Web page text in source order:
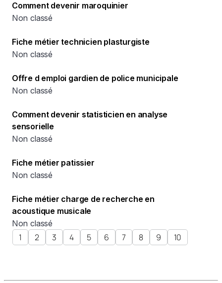
Comment devenir maroquinier
Non classé
Fiche métier technicien plasturgiste
Non classé
Offre d emploi gardien de police municipale
Non classé
Comment devenir statisticien en analyse
sensorielle
Non classé
Fiche métier patissier
Non classé
Fiche métier charge de recherche en
acoustique musicale
Non classé
1 2 3 4 5 6 7 8 9 10